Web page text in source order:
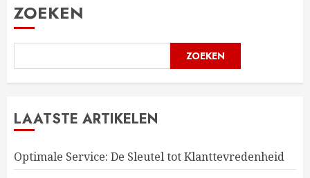
ZOEKEN
ZOEKEN
LAATSTE ARTIKELEN
Optimale Service: De Sleutel tot Klanttevredenheid